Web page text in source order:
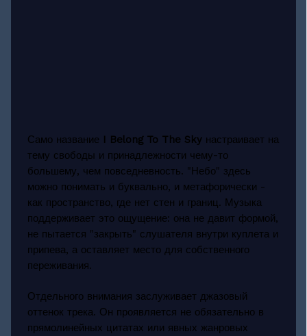
Само название I Belong To The Skyнастраивает на
тему свободы и принадлежности чему-то
большему, чем повседневность. "Небо" здесь
можно понимать и буквально, и метафорически -
как пространство, где нет стен и границ. Музыка
поддерживает это ощущение: она не давит формой,
не пытается "закрыть" слушателя внутри куплета и
припева, а оставляет место для собственного
переживания.
Отдельного внимания заслуживает джазовый
оттенок трека. Он проявляется не обязательно в
прямолинейных цитатах или явных жанровых